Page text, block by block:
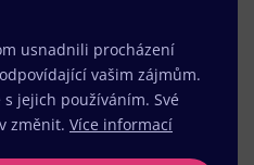
usnadnili procházení
vašim zájmům.
jejich používáním. Své
změnit. Více informací